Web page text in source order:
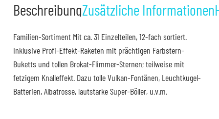
BeschreibungZusätzliche Informationen
Familien-Sortiment Mit ca. 31 Einzelteilen, 12-fach sortiert.
Inklusive Profi-Effekt-Raketen mit prächtigen Farbstern-
Buketts und tollen Brokat-Flimmer-Sternen; teilweise mit
fetzigem Knalleffekt. Dazu tolle Vulkan-Fontänen, Leuchtkugel-
Batterien, Albatrosse, lautstarke Super-Böller, u.v.m.